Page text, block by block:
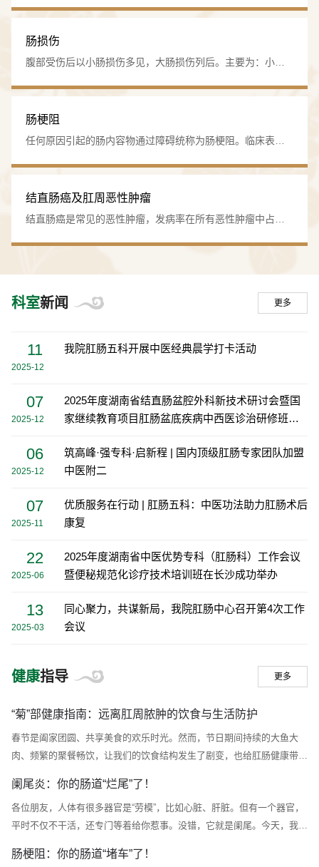
·科室设备
科室拥有奥林巴斯电子肠镜诊疗系统、OMOM胶囊内
镜、生物反馈诊疗系统、三维腔内超声检查系统、盆底功
能障碍治疗仪、盆底肌电图检查仪等肛肠专科高精设备20
涵盖痔疮（内痔、外痔、混合痔）、肛裂、肛瘘、肛
期筛查与中西医结合治疗，痔疮出血导致的贫血、术后创
过程中的毒副作用和增加化疗敏感性，消化系统疾病的中
医治疗。
·治疗特色
中西医结合：以中医辨证施治为基础，结合微创手术
（如RPH、TST）、中药熏洗、穴位贴敷、耳穴疗法、灸
肿瘤综合治疗：开展结直肠肿瘤根治术，辅以中药调
肛肠疾病的无痛手术治疗：注重微创、无痛减痛，肛
期，加快术后康复。
·教学科研
5项，牵头制定《湖南省肛肠疾病中西医结合诊疗规范》。
作为湖南中医药大学博士、硕士学位授予点，承担了湖南
内外的医务人员的进修学习，截至目前，已经培养硕士博
士研究生20余名。
取最适合的手…
式，制定完善了中西医结合结直肠癌诊治规范，我科研发的
“天马颗粒剂”、“白芍七物颗粒”、“白术七物颗粒”、“枳实通降
颗粒”等十余种中药制剂，对提高综合治疗有效率、改善患者
移…
肠损伤
腹部受伤后以小肠损伤多见，大肠损伤列后。主要为：小肠
急诊手术，修补破裂穿孔。（2） 结肠损伤：结肠损伤疗效好
坏主要取决于能否及早手术。我们科室根据患者病情采取中
医药治疗+手术治疗，效果明显，减少住院费用和缩短住院时
切，并…
肠梗阻
任何原因引起的肠内容物通过障碍统称为肠梗阻。临床表
因：（1）肠外原因：①腹腔手术后粘连带可引起肠扭转而造
成梗阻。②嵌顿性腹外疝或内疝。③肠扭转。④肠外肿瘤压
迫。（2）肠管本身的原因：①肠管狭窄例如肠道肿瘤（尤其
出现肠梗阻…
结直肠癌及肛周恶性肿瘤
结直肠癌是常见的恶性肿瘤，发病率在所有恶性肿瘤中占第
直肠癌最有效和主要的治疗方式，早期肿瘤手术效果最好，
部分晚期肿瘤患者也需要行姑息性手术。肛周恶性肿瘤则必
须根据病理性质的不同和分期不同而采取手术或综合治疗的
科室新闻 更多
11
2025-12
我院肛肠五科开展中医经典晨学打卡活动
07
2025-12
2025年度湖南省结直肠盆腔外科新技术研讨会暨国
家继续教育项目肛肠盆底疾病中西医诊治研修班暨
06
2025-12
筑高峰·强专科·启新程 | 国内顶级肛肠专家团队加盟
中医附二
07
2025-11
优质服务在行动 | 肛肠五科：中医功法助力肛肠术后
康复
22
2025-06
2025年度湖南省中医优势专科（肛肠科）工作会议
暨便秘规范化诊疗技术培训班在长沙成功举办
13
2025-03
同心聚力，共谋新局，我院肛肠中心召开第4次工作
会议
健康指导 更多
“菊”部健康指南：远离肛周脓肿的饮食与生活防护
春节是阖家团圆、共享美食的欢乐时光。然而，节日期间持续的大鱼大
肉、频繁的聚餐畅饮，让我们的饮食结构发生了剧变，也给肛肠健康带来
多。为何节日盛宴会成为“脓肿”的导火索呢？我院肛肠五科副主任医师林
仁敬表示：节日期间易发生脓肿的原因包括以下几点：饮食失衡：禽肉、
海鲜、畜肉等丰盛菜肴是节日餐桌的主角，过多的摄入会导致粪便干结、
阑尾炎：你的肠道“烂尾”了！
各位朋友，人体有很多器官是“劳模”，比如心脏、肝脏。但有一个器官，
平时不仅不干活，还专门等着给你惹事。没错，它就是阑尾。今天，我们
位于你右下腹的那根细细长长的管子，长得像条蚯蚓。在远古时期，它是
肠梗阻：你的肠道“堵车”了！